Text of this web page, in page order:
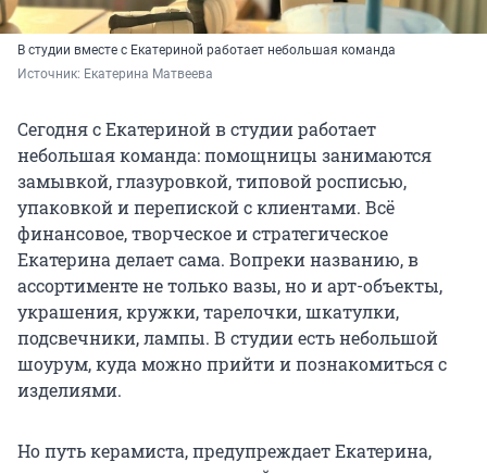
В студии вместе с Екатериной работает небольшая команда
Источник: Екатерина Матвеева
Сегодня с Екатериной в студии работает
небольшая команда: помощницы занимаются
замывкой, глазуровкой, типовой росписью,
упаковкой и перепиской с клиентами. Всё
финансовое, творческое и стратегическое
Екатерина делает сама. Вопреки названию, в
ассортименте не только вазы, но и арт-объекты,
украшения, кружки, тарелочки, шкатулки,
подсвечники, лампы. В студии есть небольшой
шоурум, куда можно прийти и познакомиться с
изделиями.
Но путь керамиста, предупреждает Екатерина,